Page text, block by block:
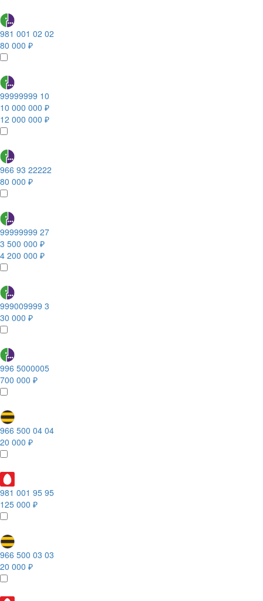
981 001 02 02
80 000 ₽
99999999 10
10 000 000 ₽
12 000 000 ₽
966 93 22222
80 000 ₽
99999999 27
3 500 000 ₽
4 200 000 ₽
999009999 3
30 000 ₽
996 5000005
700 000 ₽
966 500 04 04
20 000 ₽
981 001 95 95
125 000 ₽
966 500 03 03
20 000 ₽